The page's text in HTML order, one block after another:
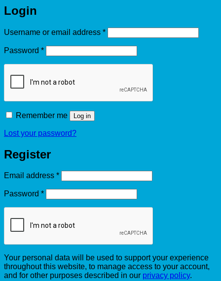
Login
Username or email address *Required
Password *Required
Remember me Log in
Lost your password?
Register
Email address *Required
Password *Required
Your personal data will be used to support your experience
throughout this website, to manage access to your account,
and for other purposes described in our privacy policy.